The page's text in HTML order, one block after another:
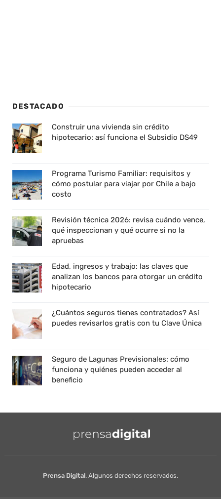
DESTACADO
Construir una vivienda sin crédito
hipotecario: así funciona el Subsidio DS49
Programa Turismo Familiar: requisitos y
cómo postular para viajar por Chile a bajo
costo
Revisión técnica 2026: revisa cuándo vence,
qué inspeccionan y qué ocurre si no la
apruebas
Edad, ingresos y trabajo: las claves que
analizan los bancos para otorgar un crédito
hipotecario
¿Cuántos seguros tienes contratados? Así
puedes revisarlos gratis con tu Clave Única
Seguro de Lagunas Previsionales: cómo
funciona y quiénes pueden acceder al
beneficio
Prensa Digital. Algunos derechos reservados.